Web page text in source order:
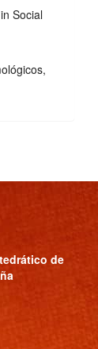
Social
de